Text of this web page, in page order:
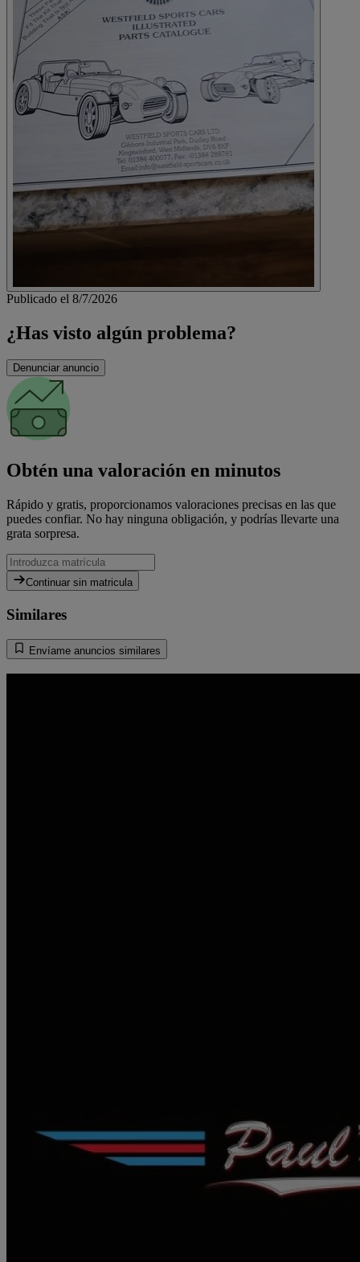
Publicado el 8/7/2026
¿Has visto algún problema?
Denunciar anuncio
Obtén una valoración en minutos
Rápido y gratis, proporcionamos valoraciones precisas en las que
puedes confiar. No hay ninguna obligación, y podrías llevarte una
grata sorpresa.
Continuar sin matricula
Similares
Envíame anuncios similares